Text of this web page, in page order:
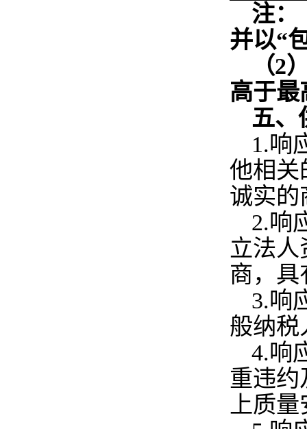
注：
并以“
（2
高于最
五、
1.响
他相关
诚实的
2.响
立法
商，具
3.响
般纳税
4.响
重违约
上质